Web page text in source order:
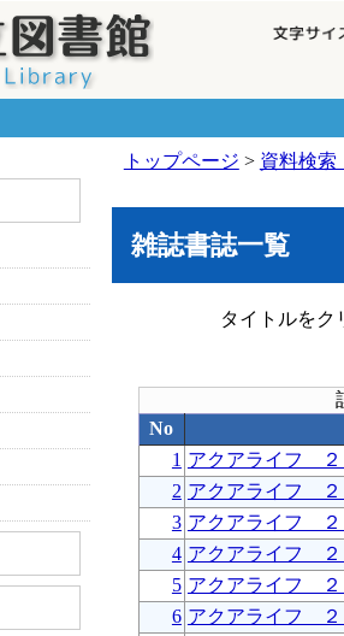
トップページ > 資料検索
雑誌書誌一覧
タイトルをク
No
1 アクアライフ ２
2 アクアライフ ２
3 アクアライフ ２
4 アクアライフ ２
5 アクアライフ ２
6 アクアライフ ２